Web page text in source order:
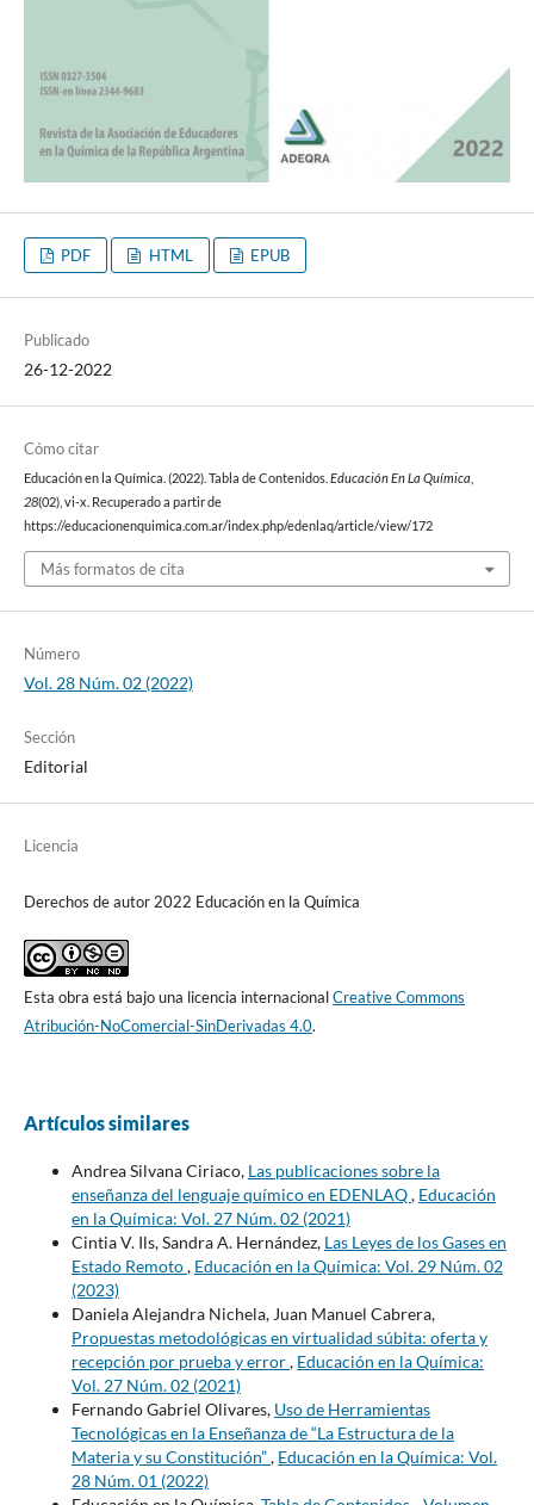
PDF HTML EPUB
Publicado
26-12-2022
Cómo citar
Educación en la Química. (2022). Tabla de Contenidos. Educación En La Química
28(02), vi-x. Recuperado a partir de
https://educacionenquimica.com.ar/index.php/edenlaq/article/view/172
Más formatos de cita
Número
Vol. 28 Núm. 02 (2022)
Sección
Editorial
Licencia
Derechos de autor 2022 Educación en la Química
Esta obra está bajo una licencia internacionalCreative Commons
Atribución-NoComercial-SinDerivadas 4.0.
Artículos similares
Andrea Silvana Ciriaco, Las publicaciones sobre la
enseñanza del lenguaje químico en EDENLAQ, Educación
en la Química: Vol. 27 Núm. 02 (2021)
Cintia V. Ils, Sandra A. Hernández, Las Leyes de los Gases en
Estado Remoto, Educación en la Química: Vol. 29 Núm. 02
(2023)
Daniela Alejandra Nichela, Juan Manuel Cabrera,
Propuestas metodológicas en virtualidad súbita: oferta y
recepción por prueba y error, Educación en la Química:
Vol. 27 Núm. 02 (2021)
Fernando Gabriel Olivares, Uso de Herramientas
Tecnológicas en la Enseñanza de “La Estructura de la
Materia y su Constitución”, Educación en la Química: Vol.
28 Núm. 01 (2022)